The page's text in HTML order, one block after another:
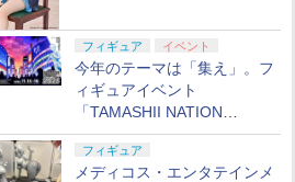
フィギュア イベント
今年のテーマは「集え」。フ
ィギュアイベント
「TAMASHII NATION
2026」が11月13日より開催
決定
フィギュア
メディコス・エンタテインメ